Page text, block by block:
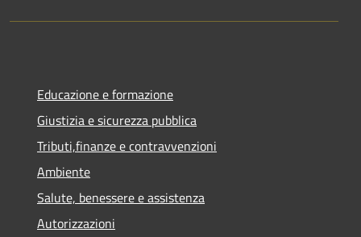
Educazione e formazione
Giustizia e sicurezza pubblica
Tributi,finanze e contravvenzioni
Ambiente
Salute, benessere e assistenza
Autorizzazioni